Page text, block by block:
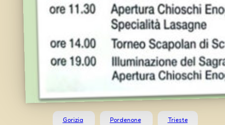
Gorizia Pordenone Trieste